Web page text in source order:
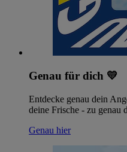
Genau für dich 💛
Entdecke genau dein
deine Frische - zu genau
Genau hier